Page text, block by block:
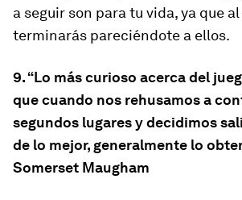
a seguir son para tu vida, ya que
terminarás pareciéndote a ellos.
9. “Lo más curioso acerca del
que cuando nos rehusamos a
segundos lugares y decidimos
de lo mejor, generalmente lo
Somerset Maugham